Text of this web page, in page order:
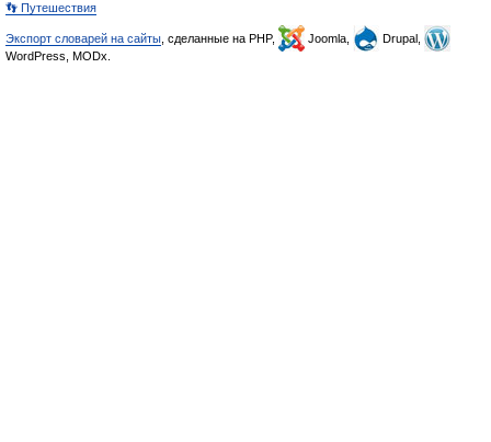
👣 Путешествия
Экспорт словарей на сайты , сделанные на PHP, Joomla,
Drupal,
WordPress, MODx.